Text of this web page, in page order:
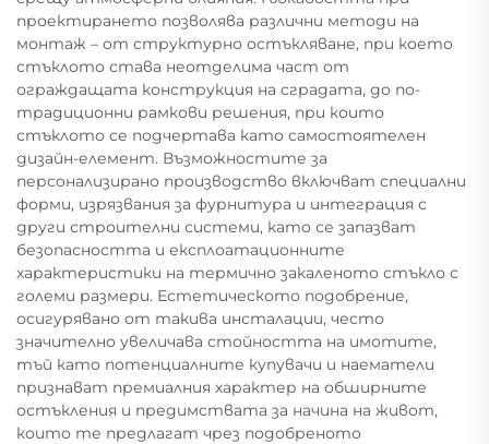
проектирането позволява различни методи на
монтаж – от структурно остъкляване, при което
стъклото става неотделима част от
ограждащата конструкция на сградата, до по-
традиционни рамкови решения, при които
стъклото се подчертава като самостоятелен
дизайн-елемент. Възможностите за
персонализирано производство включват специални
форми, изрязвания за фурнитура и интеграция с
други строителни системи, като се запазват
безопасността и експлоатационните
характеристики на термично закаленото стъкло с
големи размери. Естетическото подобрение,
осигурявано от такива инсталации, често
значително увеличава стойността на имотите,
тъй като потенциалните купувачи и наематели
признават премиалния характер на обширните
остъкления и предимствата за начина на живот,
които те предлагат чрез подобреното